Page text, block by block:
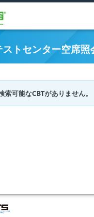
ストセンター空席照
索可能なCBTがありません。